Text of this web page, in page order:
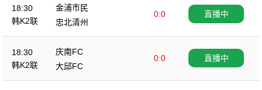
18:30
韩K2联
金浦市民
0:0
忠北清州
直播中
18:30
韩K2联
庆南FC
0:0
大邱FC
直播中